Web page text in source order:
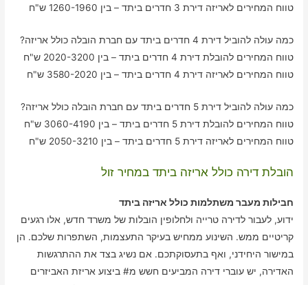
טווח המחירים לאריזה דירת 3 חדרים ביתד – בין 1260-1960 ש"ח
כמה עולה להוביל דירת 4 חדרים ביתד עם חברת הובלה כולל אריזה?
טווח המחירים להובלת דירת 4 חדרים ביתד – בין 2020-3200 ש"ח
טווח המחירים לאריזה דירת 4 חדרים ביתד – בין 3580-2020 ש"ח
כמה עולה להוביל דירת 5 חדרים ביתד עם חברת הובלה כולל אריזה?
טווח המחירים להובלת דירת 5 חדרים ביתד – בין 3060-4190 ש"ח
טווח המחירים לאריזה דירת 5 חדרים ביתד – בין 2050-3210 ש"ח
הובלת דירה כולל אריזה ביתד במחיר זול
חבילות מעבר משתלמות כולל אריזה ביתד
ידוע, לעבור לדירה טרייה ולחלופין הובלות של משרד חדש, אלו רגעים
קריטיים ממש. השינוע ממחיש בעיקר התעצמות, השתפרות שלכם. הן
במישור היחידני, ואף בתעסוקתכם. אם נשיג בצד את ההתרגשות
האדירה, יש עוברי דירה המביעים חשש מ# ביצוע אריזת האביזרים